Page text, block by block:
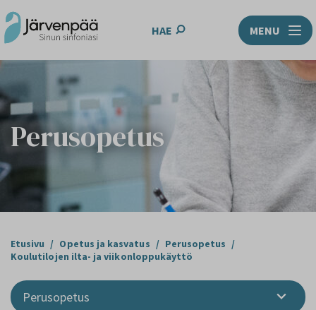
HAE MENU
Perusopetus
Etusivu / Opetus ja kasvatus / Perusopetus /
Koulutilojen ilta- ja viikonloppukäyttö
Perusopetus